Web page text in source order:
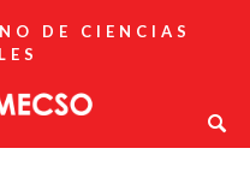
DE CIENCIAS